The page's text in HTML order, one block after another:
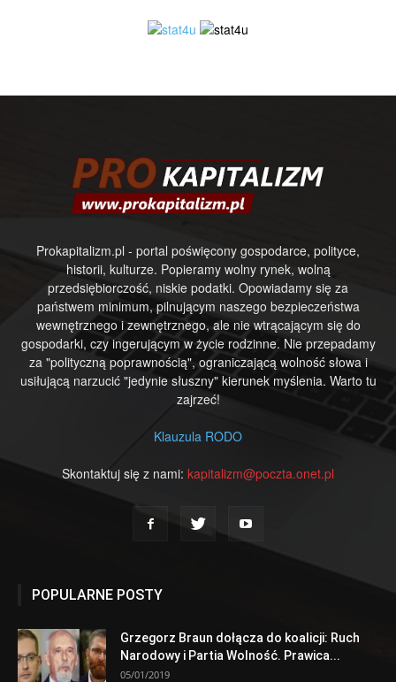
Prokapitalizm.pl - portal poświęcony gospodarce, polityce,
historii, kulturze. Popieramy wolny rynek, wolną
przedsiębiorczość, niskie podatki. Opowiadamy się za
państwem minimum, pilnującym naszego bezpieczeństwa
wewnętrznego i zewnętrznego, ale nie wtrącającym się do
gospodarki, czy ingerującym w życie rodzinne. Nie przepadamy
za "polityczną poprawnością", ograniczającą wolność słowa i
usiłującą narzucić "jedynie słuszny" kierunek myślenia. Warto tu
zajrzeć!
Klauzula RODO
Skontaktuj się z nami: kapitalizm@poczta.onet.pl
POPULARNE POSTY
Grzegorz Braun dołącza do koalicji: Ruch
Narodowy i Partia Wolność. Prawica...
05/01/2019